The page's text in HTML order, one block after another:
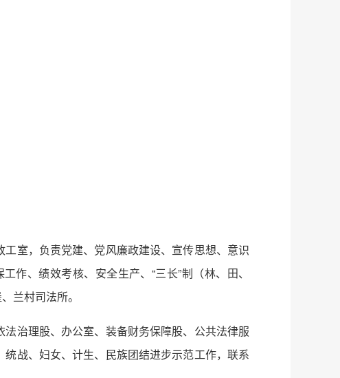
室，负责党建、党风廉政建设、宣传思想、意识
、绩效考核、安全生产、“三长”制（林、田、
兰村司法所。
治理股、办公室、装备财务保障股、公共法律服
战、妇女、计生、民族团结进步示范工作，联系